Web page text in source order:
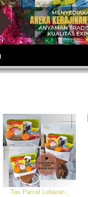
Tas Parcel Lebaran ,